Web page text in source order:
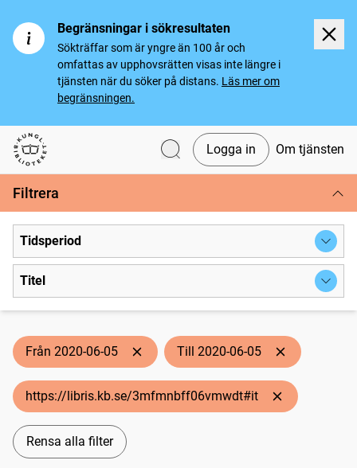
Begränsningar i sökresultaten
Sökträffar som är yngre än 100 år och
omfattas av upphovsrätten visas inte längre i
tjänsten när du söker på distans. Läs mer om
begränsningen.
Svenska tidningar
Logga in Om tjänsten
Filtrera
Tidsperiod
Titel
Från 2020-06-05 Till 2020-06-05
https://libris.kb.se/3mfmnbff06vmwdt#it
Rensa alla filter